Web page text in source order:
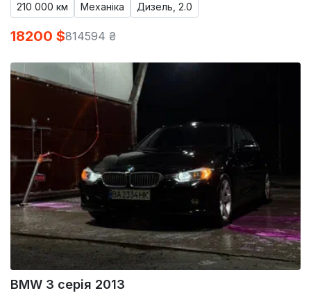
210 000 км Механіка Дизель, 2.0
18200 $814594 ₴
BMW 3 серія 2013